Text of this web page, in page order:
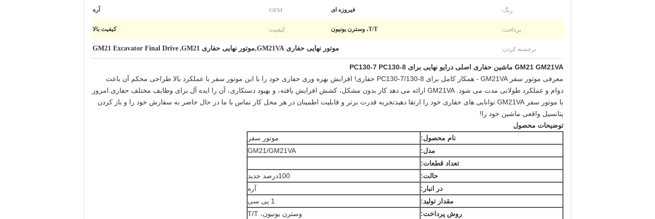
رنگ: فیروزه ای OEM: آره
پرداخت: T/T، وسترن یونیون کیفیت: کیفیت بالا
برجسته کردن: موتور نهایی حفاری GM21VA,موتور نهایی حفاری GM21 ,
GM21 Excavator Final Drive
GM21 GM21VA ماشین حفاری اصلی درایو نهایی برای PC130-7 PC130-8
معرفی موتور سفر GM21VA - همکار کامل برای PC130-7/130-8 حفاری! افزایش بهره وری حفاری خود را با این موتور سفر با عملکرد بالا.طراحی محکم آن باعث
دوام و عملکرد طولانی مدت می شود. GM21VA ارائه می دهد کار بدون مشکل، کشش افزایش یافته، و بهبود دستکاری، آن را ایده آل برای وظایف مختلف حفاری.امروز
با موتور سفر GM21VA توانایی های حفاری خود را ارتقا دهیدتجربه قدرت برتر و قابلیت اطمینان در هر محل کار تماس با ما در حال حاضر به سفارش خود را و باز کردن
پتانسیل واقعی ماشین خود را!
توضیحات محصول
نام محصول:
موتور سفر
مدل:
GM21/GM21VA
تعداد قطعات:
حالت:
100درصد جديد
در انبار:
آره
مقدار تولید:
1 پی سی
روش پرداخت:
وسترن یونیون، T/T